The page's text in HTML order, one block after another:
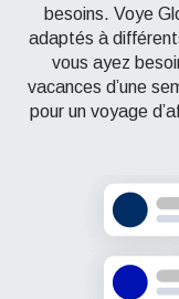
besoins. Voye
adaptés à
vous ayez
vacances d’une
pour un voyage